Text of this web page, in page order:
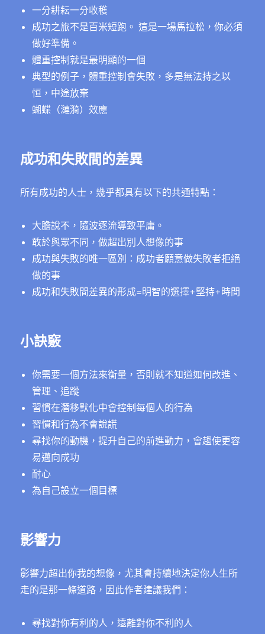
一分耕耘一分收穫
成功之旅不是百米短跑。 這是一場馬拉松，你必須
做好準備。
體重控制就是最明顯的一個
典型的例子，體重控制會失敗，多是無法持之以
恒，中途放棄
蝴蝶（漣漪）效應
成功和失敗間的差異
所有成功的人士，幾乎都具有以下的共通特點：
大膽說不，隨波逐流導致平庸。
敢於與眾不同，做超出別人想像的事
成功與失敗的唯一區別：成功者願意做失敗者拒絕
做的事
成功和失敗間差異的形成=明智的選擇+堅持+時間
小訣竅
你需要一個方法來衡量，否則就不知道如何改進、
管理、追蹤
習慣在潛移默化中會控制每個人的行為
習慣和行為不會說謊
尋找你的動機，提升自己的前進動力，會趨使更容
易邁向成功
耐心
為自己設立一個目標
影響力
影響力超出你我的想像，尤其會持續地決定你人生所
走的是那一條道路，因此作者建議我們：
尋找對你有利的人，遠離對你不利的人